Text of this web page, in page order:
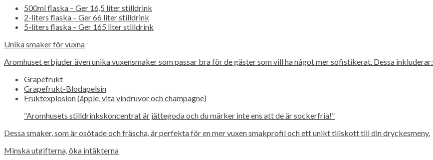
500ml flaska – Ger 16,5 liter stilldrink
2-liters flaska – Ger 66 liter stilldrink
5-liters flaska – Ger 165 liter stilldrink
Unika smaker för vuxna
Aromhuset erbjuder även unika vuxensmaker som passar bra för de gäster som vill ha något mer sofistikerat. Dessa inkluderar:
Grapefrukt
Grapefrukt-Blodapelsin
Fruktexplosion (äpple, vita vindruvor och champagne)
”Aromhusets stilldrinkskoncentrat är jättegoda och du märker inte ens att de är sockerfria!”
Dessa smaker, som är osötade och fräscha, är perfekta för en mer vuxen smakprofil och ett unikt tillskott till din dryckesmeny.
Minska utgifterna, öka intäkterna